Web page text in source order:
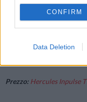
CONFIRM
Data Deletion
laptop tramite USB, offre
RCA) per il
soddisfare le varie
connettività per le cuffie
Prezzo: Hercules Inpulse